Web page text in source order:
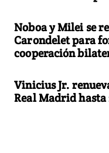
Noboa y Milei se
Carondelet para
cooperación
Vinicius Jr.
Real Madrid hasta